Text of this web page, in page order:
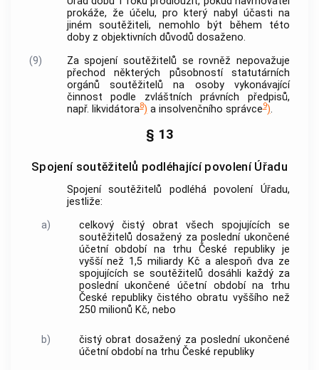
prokáže, že účelu, pro který nabyl účasti na
jiném soutěžiteli, nemohlo být během této
doby z objektivních důvodů dosaženo.
(9)
Za spojení soutěžitelů se rovněž nepovažuje
přechod některých působností statutárních
orgánů soutěžitelů na osoby vykonávající
činnost podle zvláštních právních předpisů,
např. likvidátora8) a insolvenčního správce9).
§ 13
Spojení soutěžitelů podléhající povolení Úřadu
Spojenísoutěžitelů podléhá povolení Úřadu,
jestliže:
a)
celkový čistý obrat všech spojujících se
soutěžitelů dosažený za poslední ukončené
účetní období na trhu České republiky je
vyšší než 1,5 miliardy Kč a alespoň dva ze
spojujících se soutěžitelů dosáhli každý za
poslední ukončené účetní období na trhu
České republiky čistého obratu vyššího než
250 milionů Kč, nebo
b)
čistý obrat dosažený za poslední ukončené
účetní období na trhu České republiky